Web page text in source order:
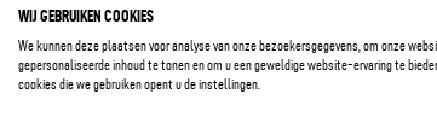
WIJ GEBRUIKEN COOKIES
We kunnen deze plaatsen voor analyse van onze bezoekersgegevens, om onze
gepersonaliseerde inhoud te tonen en om u een geweldige website-ervaring te
cookies die we gebruiken opent u de instellingen.